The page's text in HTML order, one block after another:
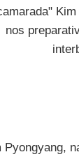
nos
Pyongyang,